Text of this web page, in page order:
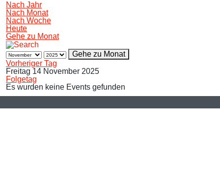
Nach Jahr
Nach Monat
Nach Woche
Heute
Gehe zu Monat
Gehe zu Monat
Vorheriger Tag
Freitag 14 November 2025
Folgetag
Es wurden keine Events gefunden